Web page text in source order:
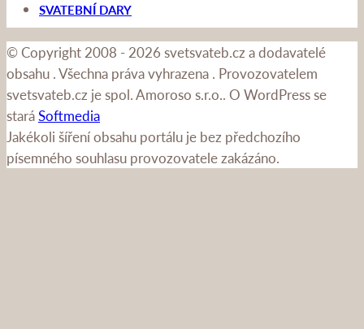
SVATEBNÍ DARY
© Copyright 2008 - 2026 svetsvateb.cz a dodavatelé
obsahu .Všechna práva vyhrazena . Provozovatelem
svetsvateb.cz je spol. Amoroso s.r.o.. O WordPress se
staráSoftmedia
Jakékoli šíření obsahu portálu je bez předchozího
písemného souhlasu provozovatele zakázáno.